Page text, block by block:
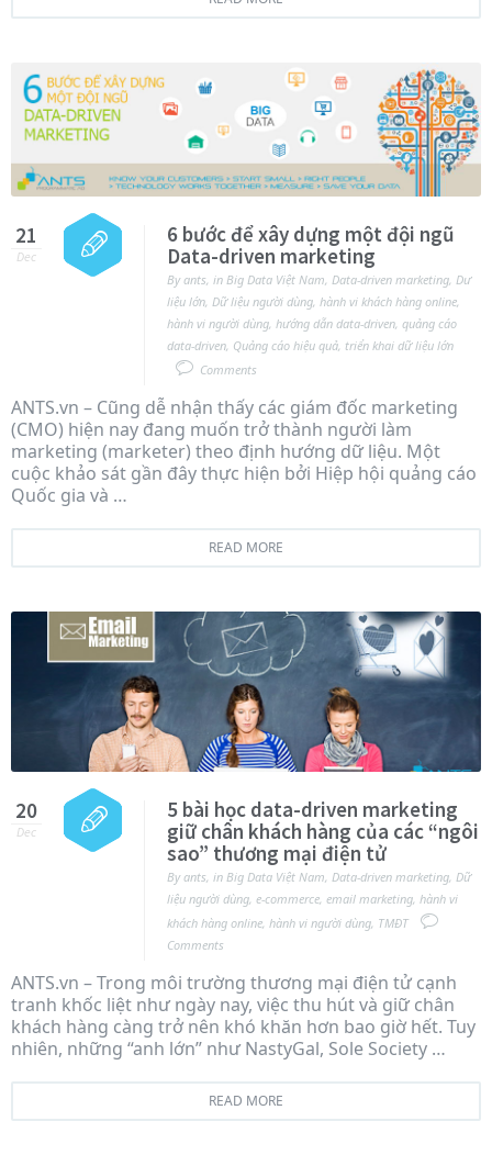
21
Dec
6 bước để xây dựng một đội ngũ
Data-driven marketing
Byants in Big Data Việt Nam Data-driven marketing Dư
liệu lớn Dữ liệu người dùng hành vi khách hàng online
hành vi người dùng hướng dẫn data-driven quảng cáo
data-driven Quảng cáo hiệu quả triển khai dữ liệu lớn
Comments
ANTS.vn – Cũng dễ nhận thấy các giám đốc marketing
(CMO) hiện nay đang muốn trở thành người làm
marketing (marketer) theo định hướng dữ liệu. Một
cuộc khảo sát gần đây thực hiện bởi Hiệp hội quảng cáo
Quốc gia và …
READ MORE
20
Dec
5 bài học data-driven marketing
giữ chân khách hàng của các “ngôi
sao” thương mại điện tử
Byants in Big Data Việt Nam Data-driven marketing Dữ
liệu người dùng e-commerce email marketing hành vi
khách hàng online hành vi người dùng TMĐT
Comments
ANTS.vn – Trong môi trường thương mại điện tử cạnh
tranh khốc liệt như ngày nay, việc thu hút và giữ chân
khách hàng càng trở nên khó khăn hơn bao giờ hết. Tuy
nhiên, những “anh lớn” như NastyGal, Sole Society …
READ MORE